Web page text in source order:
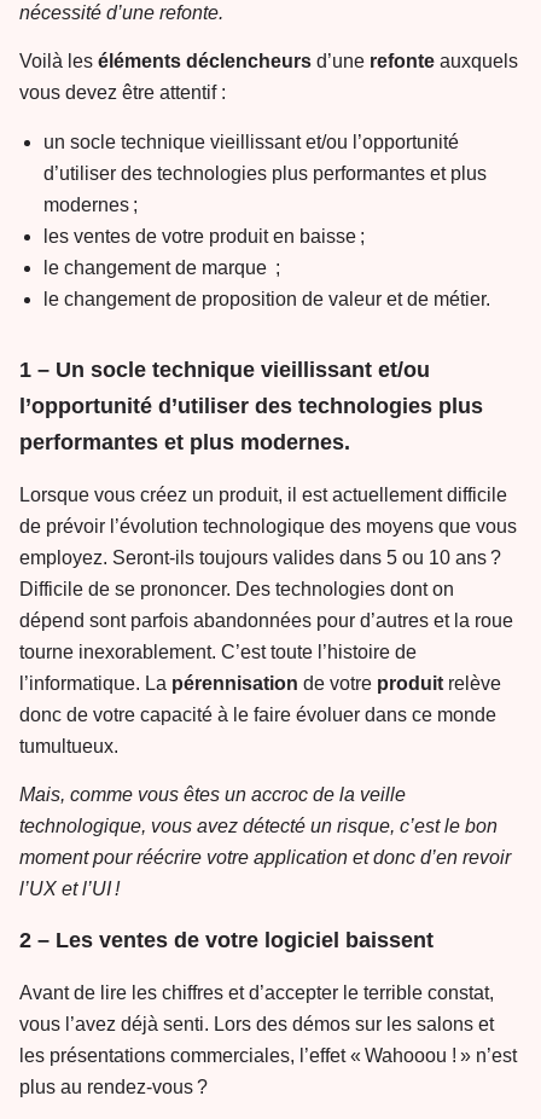
nécessité d’une refonte.
Voilà les éléments déclencheurs d’une refonte auxquels
vous devez être attentif :
un socle technique vieillissant et/ou l’opportunité
d’utiliser des technologies plus performantes et plus
modernes ;
les ventes de votre produit en baisse ;
le changement de marque ;
le changement de proposition de valeur et de métier.
1 – Un socle technique vieillissant et/ou
l’opportunité d’utiliser des technologies plus
performantes et plus modernes.
Lorsque vous créez un produit, il est actuellement difficile
de prévoir l’évolution technologique des moyens que vous
employez. Seront-ils toujours valides dans 5 ou 10 ans ?
Difficile de se prononcer. Des technologies dont on
dépend sont parfois abandonnées pour d’autres et la roue
tourne inexorablement. C’est toute l’histoire de
l’informatique. La pérennisation de votre produit relève
donc de votre capacité à le faire évoluer dans ce monde
tumultueux.
Mais, comme vous êtes un accroc de la veille
technologique, vous avez détecté un risque, c’est le bon
moment pour réécrire votre application et donc d’en revoir
l’UX et l’UI !
2 – Les ventes de votre logiciel baissent
Avant de lire les chiffres et d’accepter le terrible constat,
vous l’avez déjà senti. Lors des démos sur les salons et
les présentations commerciales, l’effet « Wahooou ! » n’est
plus au rendez-vous ?